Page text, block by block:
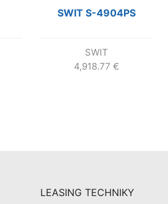
SWIT S-4904PS
SWIT
4,918.77 €
LEASING TECHNIKY